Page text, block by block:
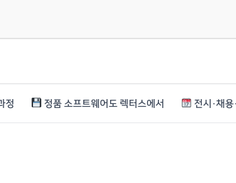
정 정품 소프트웨어도 렉터스에서 전시·채